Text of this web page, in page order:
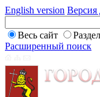
English version Версия
Весь сайт
Раздел
Расширенный поиск